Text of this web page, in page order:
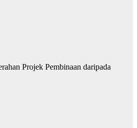
Projek Pembinaan daripada